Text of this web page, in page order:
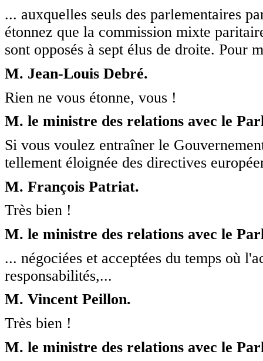
... auxquelles seuls des parlementaires
étonnez que la commission mixte
sont opposés à sept élus de droite. Pour
M. Jean-Louis Debré.
Rien ne vous étonne, vous !
M. le ministre des relations avec le
Si vous voulez entraîner le
tellement éloignée des directives
M. François Patriat.
Très bien !
M. le ministre des relations avec le
... négociées et acceptées du temps où
responsabilités,...
M. Vincent Peillon.
Très bien !
M. le ministre des relations avec le